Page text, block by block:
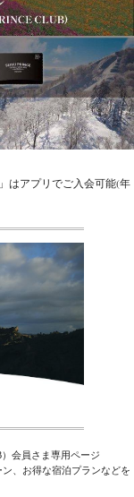
」はアプリでご入会可能(年
会員さま専用ページ
、お得な宿泊プランなどを